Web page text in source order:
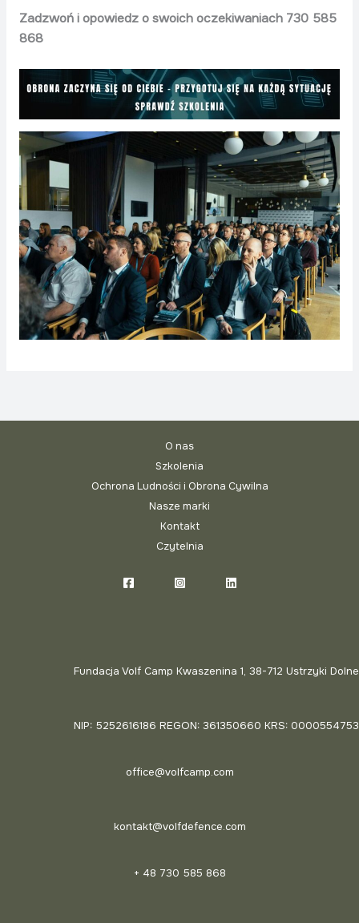
Zadzwoń i opowiedz o swoich oczekiwaniach 730 585
868
O nas
Szkolenia
Ochrona Ludności i Obrona Cywilna
Nasze marki
Kontakt
Czytelnia
Fundacja Volf Camp Kwaszenina 1, 38-712 Ustrzyki Dolne
NIP: 5252616186 REGON: 361350660 KRS: 0000554753
office@volfcamp.com
kontakt@volfdefence.com
+ 48 730 585 868